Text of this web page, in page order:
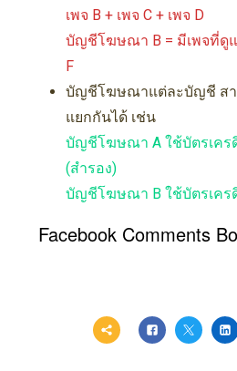
เพจ B + เพจ C + เพจ D
บัญชีโฆษณา B = มีเพจที่ดูแ
F
บัญชีโฆษณาแต่ละบัญชี สา
แยกกันได้ เช่น
บัญชีโฆษณา A ใช้บัตรเครดิ
(สำรอง)
บัญชีโฆษณา B ใช้บัตรเคร
Facebook Comments